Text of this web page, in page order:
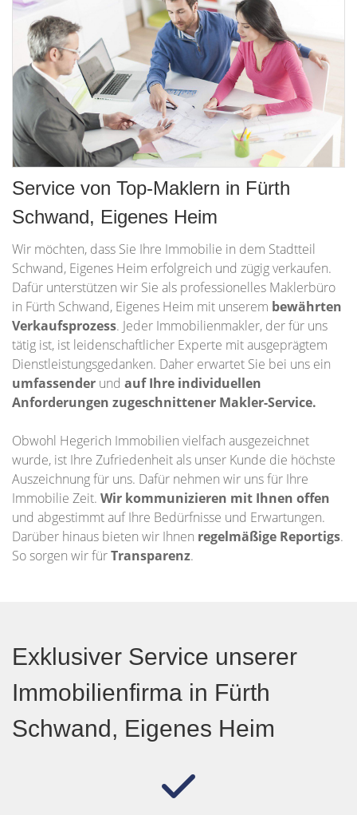
Service von Top-Maklern in Fürth
Schwand, Eigenes Heim
Wir möchten, dass Sie Ihre Immobilie in dem Stadtteil
Schwand, Eigenes Heim erfolgreich und zügig verkaufen.
Dafür unterstützen wir Sie als professionelles Maklerbüro
in Fürth Schwand, Eigenes Heim mit unserem bewährten
Verkaufsprozess. Jeder Immobilienmakler, der für uns
tätig ist, ist leidenschaftlicher Experte mit ausgeprägtem
Dienstleistungsgedanken. Daher erwartet Sie bei uns ein
umfassender und auf Ihre individuellen
Anforderungen zugeschnittener Makler-Service.
Obwohl Hegerich Immobilien vielfach ausgezeichnet
wurde, ist Ihre Zufriedenheit als unser Kunde die höchste
Auszeichnung für uns. Dafür nehmen wir uns für Ihre
Immobilie Zeit. Wir kommunizieren mit Ihnen offen
und abgestimmt auf Ihre Bedürfnisse und Erwartungen.
Darüber hinaus bieten wir Ihnen regelmäßige Reportigs.
So sorgen wir fürTransparenz.
Exklusiver Service unserer
Immobilienfirma in Fürth
Schwand, Eigenes Heim